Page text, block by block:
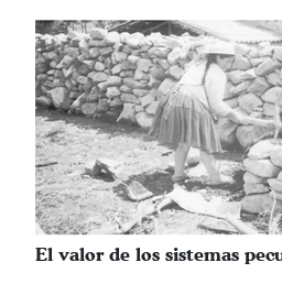
El valor de los sistemas